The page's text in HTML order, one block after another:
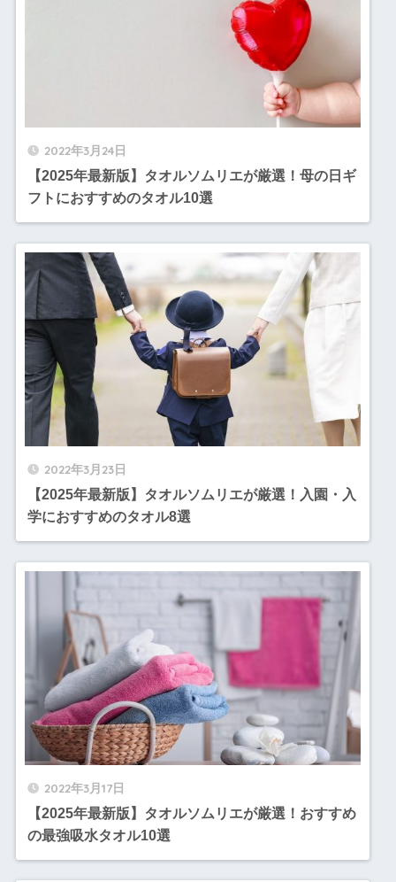
2022年3月24日
【2025年最新版】タオルソムリエが厳選！母の日ギ
フトにおすすめのタオル10選
2022年3月23日
【2025年最新版】タオルソムリエが厳選！入園・入
学におすすめのタオル8選
2022年3月17日
【2025年最新版】タオルソムリエが厳選！おすすめ
の最強吸水タオル10選